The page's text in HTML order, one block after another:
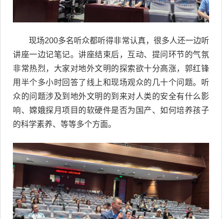
现场200多名听众都听得非常认真，很多人还一边听
讲座一边记笔记。讲座结束后，互动、提问环节的气氛
非常热烈，大家对地外文明的探索欲十分高涨，郭红锋
用半个多小时回答了线上和现场观众的几十个问题。听
众的问题涉及到地外文明的到来对人类的安全有什么影
响、嫦娥探月项目的软硬件是否为国产、如何培养孩子
的科学素养、等等多个方面。